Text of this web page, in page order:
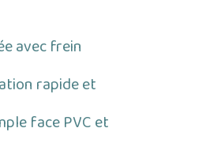
avec frein
rapide et
face PVC et